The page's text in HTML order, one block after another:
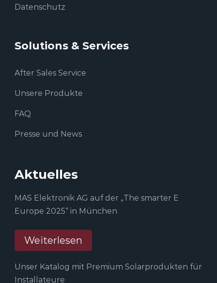
Datenschutz
Solutions & Services
After Sales Service
Unsere Produkte
FAQ
Presse und News
Aktuelles
MAS Elektronik AG auf der „The smarter E
Europe 2025“ in München
Weiterlesen
Unser Katalog mit Premium Solarprodukten für
Installateure